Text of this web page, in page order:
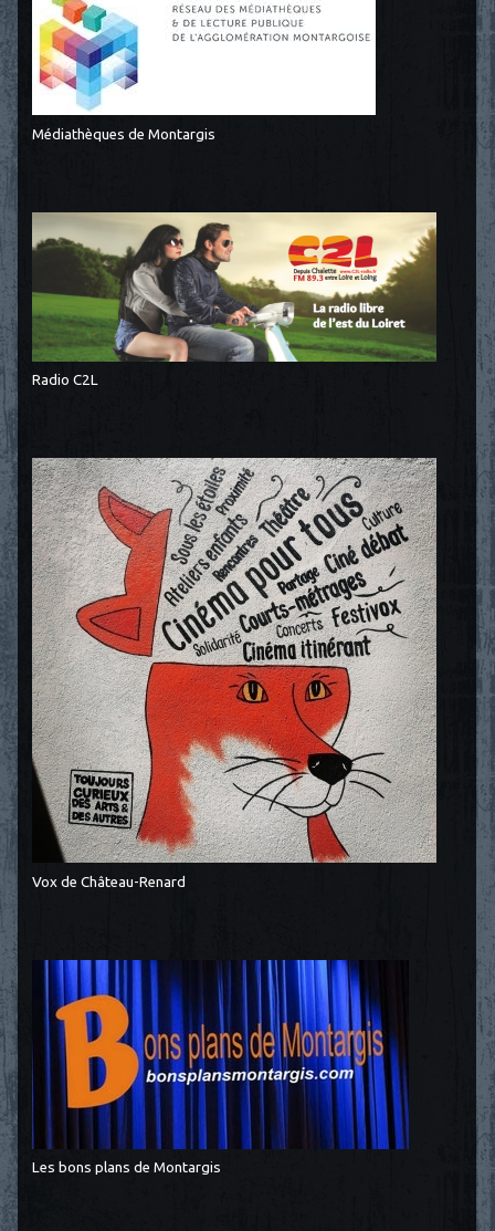
Médiathèques de Montargis
Radio C2L
Vox de Château-Renard
Les bons plans de Montargis